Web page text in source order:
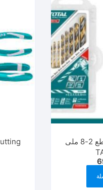
طقم بنط حدادي 8 قطع 2-8 ملى